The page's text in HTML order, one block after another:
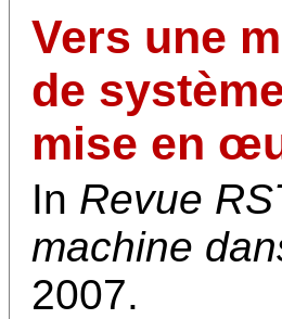
Vers une
de
mise en
In Revue
machine
2007.